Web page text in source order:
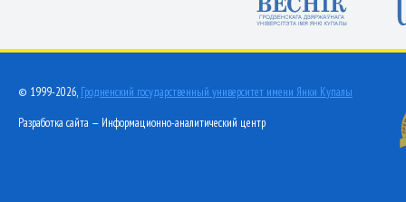
© 1999-2026, Гродненский государственный университет имени Янки Купалы
Разработка сайта — Информационно-аналитический центр